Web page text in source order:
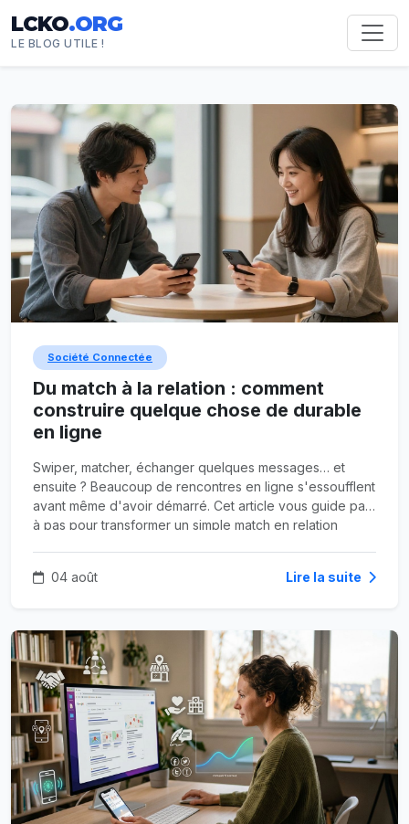
LCKO.ORG
LE BLOG UTILE !
Société Connectée
Du match à la relation : comment
construire quelque chose de durable
en ligne
Swiper, matcher, échanger quelques messages… et
ensuite ? Beaucoup de rencontres en ligne s'essoufflent
avant même d'avoir démarré. Cet article vous guide pas
à pas pour transformer un simple match en relation
04 août
Lire la suite